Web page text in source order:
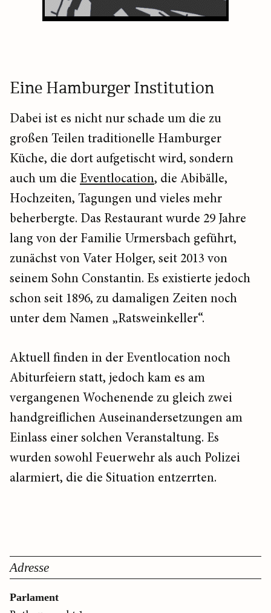
Eine Hamburger Institution
Dabei ist es nicht nur schade um die zu
großen Teilen traditionelle Hamburger
Küche, die dort aufgetischt wird, sondern
auch um die Eventlocation, die Abibälle,
Hochzeiten, Tagungen und vieles mehr
beherbergte. Das Restaurant wurde 29 Jahre
lang von der Familie Urmersbach geführt,
zunächst von Vater Holger, seit 2013 von
seinem Sohn Constantin. Es existierte jedoch
schon seit 1896, zu damaligen Zeiten noch
unter dem Namen „Ratsweinkeller“.
Aktuell finden in der Eventlocation noch
Abiturfeiern statt, jedoch kam es am
vergangenen Wochenende zu gleich zwei
handgreiflichen Auseinandersetzungen am
Einlass einer solchen Veranstaltung. Es
wurden sowohl Feuerwehr als auch Polizei
alarmiert, die die Situation entzerrten.
Adresse
Parlament